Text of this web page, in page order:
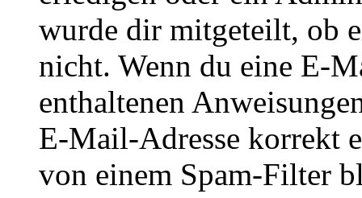
wurde dir mitgeteilt, ob
nicht. Wenn du eine E-
enthaltenen
E-Mail-Adresse korrekt
von einem Spam-Filter